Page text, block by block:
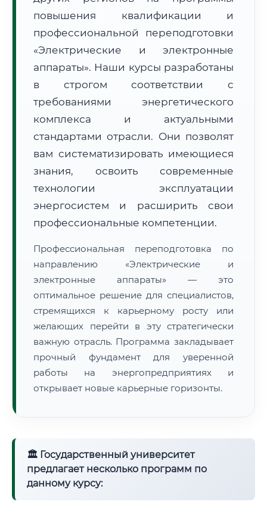
Расчет логистики оригиналов:
• Маршрут транзита:
• Экспресс-доставка СДЭК / Почтой:
1–2 рабочих дня
🔍 Нажмите на документ для увеличения и просмотра
повышения квалификации и
профессиональной переподготовки
«Электрические и электронные
аппараты». Наши курсы разработаны
в строгом соответствии с
требованиями энергетического
комплекса и актуальными
стандартами отрасли. Они позволят
вам систематизировать имеющиеся
знания, освоить современные
технологии эксплуатации
энергосистем и расширить свои
профессиональные компетенции.
Профессиональная переподготовка по
направлению «Электрические и
электронные аппараты» — это
оптимальное решение для специалистов,
стремящихся к карьерному росту или
желающих перейти в эту стратегически
важную отрасль. Программа закладывает
прочный фундамент для уверенной
работы на энергопредприятиях и
открывает новые карьерные горизонты.
🏛 Государственный университет
предлагает несколько программ по
данному курсу: